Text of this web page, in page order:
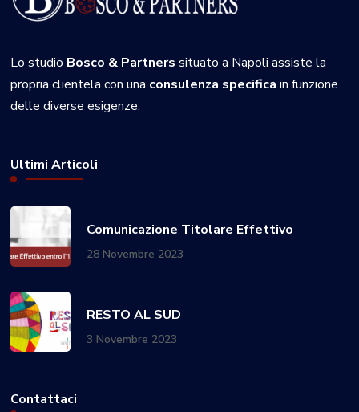
Lo studio Bosco & Partners situato a Napoli assiste la
propria clientela con una consulenza specifica in funzione
delle diverse esigenze.
Ultimi Articoli
Comunicazione Titolare Effettivo
28 Novembre 2023
RESTO AL SUD
3 Novembre 2023
Contattaci